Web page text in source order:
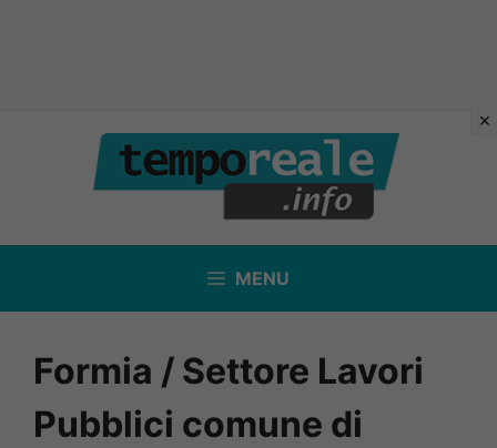
contenuto
MENU
Formia / Settore Lavori
Pubblici comune di